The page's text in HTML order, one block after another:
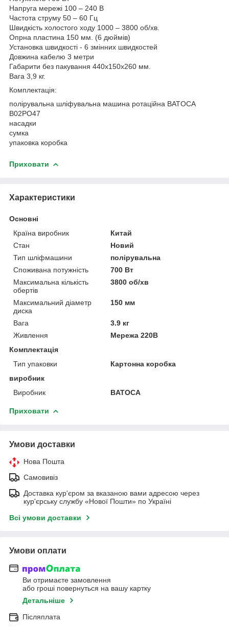
Напруга мережі 100 – 240 В
Частота струму 50 – 60 Гц
Швидкість холостого ходу 1000 – 3800 об/хв.
Опрна пластина 150 мм. (6 дюймів)
Установка швидкості - 6 змінних швидкостей
Довжина кабелю 3 метри
Габарити без пакування 440х150х260 мм.
Вага 3,9 кг.
Комплектація:
полірувальна шліфувальна машина ротаційна BATOCA
B02PO47
насадки
сумка
упаковка коробка
Приховати
Характеристики
Основні
Країна виробник
Китай
Стан
Новий
Тип шліфмашини
полірувальна
Споживана потужність
700 Вт
Максимальна кількість
обертів
3800 об/хв
Максимальний діаметр
диска
150 мм
Вага
3.9 кг
Живлення
Мережа 220В
Комплектація
Тип упаковки
Картонна коробка
виробник
Виробник
BATOCA
Приховати
Умови доставки
Нова Пошта
Самовивіз
Доставка кур'єром за вказаною вами адресою через
кур'єрську службу «Нової Пошти» по Україні
Всі умови доставки
Умови оплати
Ви отримаєте замовлення
або гроші повернуться на вашу картку
Детальніше
Післяплата